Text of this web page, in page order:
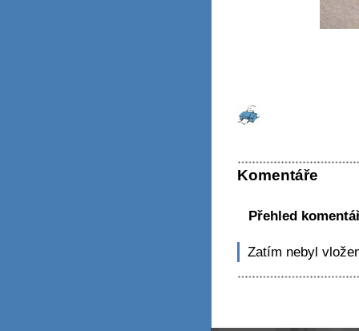
Komentáře
Přehled
Zatím nebyl